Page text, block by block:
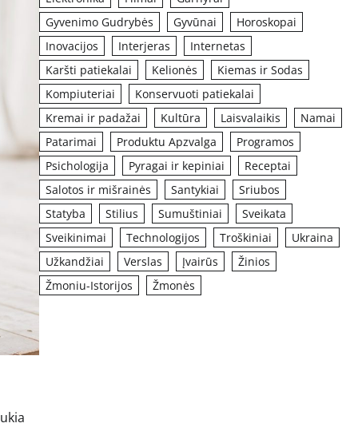
Gyvenimo Gudrybės
Gyvūnai
Horoskopai
Inovacijos
Interjeras
Internetas
Karšti patiekalai
Kelionės
Kiemas ir Sodas
Kompiuteriai
Konservuoti patiekalai
Kremai ir padažai
Kultūra Laisvalaikis
Namai
Patarimai
Produktu Apzvalga
Programos
Psichologija
Pyragai ir kepiniai
Receptai
Salotos ir mišrainės
Santykiai
Sriubos
Statyba
Stilius Sumuštiniai
Sveikata
Sveikinimai
Technologijos Troškiniai
Ukraina
Užkandžiai
Verslas Įvairūs
Žinios
Žmoniu-Istorijos
Žmonės